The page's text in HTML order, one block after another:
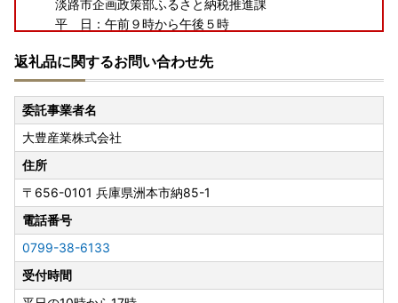
淡路市企画政策部ふるさと納税推進課
平 日：午前９時から午後５時
メール：awaji_furusato@city.awaji.lg.jp
【淡路市夢と未来へのふるさと寄附金の活用報告について】
令和６年度に淡路市夢と未来へのふるさと寄付金を活用して
実施した事業について、ご報告いたします。
詳細は下記をご確認ください。
https://www.city.awaji.lg.jp/uploaded/life/52844_17501
1_misc.pdf
返礼品に関するお問い合わせ先
委託事業者名
大豊産業株式会社
住所
〒656-0101 兵庫県洲本市納85-1
電話番号
0799-38-6133
受付時間